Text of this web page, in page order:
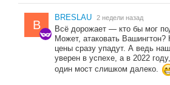
B
BRESLAU 2 недели назад
Всё дорожает — кто бы мог
Может, атаковать Вашингтон?
цены сразу упадут. А ведь
уверен в успехе, а в 2022
один мост слишком далеко.